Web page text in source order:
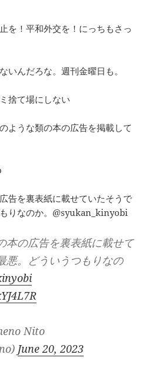
を！平和外交を！にっちもさっ
いんだろな。週刊金曜日も。
捨て場にしない
ような類の本の広告を掲載して
告を裏表紙に載せていたそうで
りなのか。@syukan_kinyobi
本の広告を裏表紙に載せて
悪。どういうつもりなの
Nito
June 20, 2023